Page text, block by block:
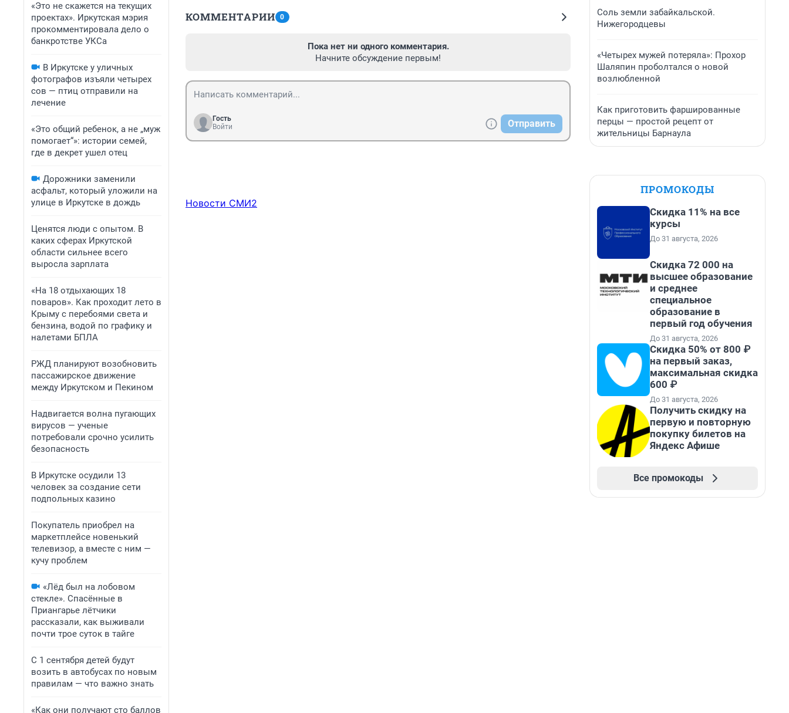
«Это не скажется на текущих
проектах». Иркутская мэрия
прокомментировала дело о
банкротстве УКСа
В Иркутске у уличных
фотографов изъяли четырех
сов — птиц отправили на
лечение
«Это общий ребенок, а не „муж
помогает“»: истории семей,
где в декрет ушел отец
Дорожники заменили
асфальт, который уложили на
улице в Иркутске в дождь
Ценятся люди с опытом. В
каких сферах Иркутской
области сильнее всего
выросла зарплата
«На 18 отдыхающих 18
поваров». Как проходит лето в
Крыму с перебоями света и
бензина, водой по графику и
налетами БПЛА
РЖД планируют возобновить
пассажирское движение
между Иркутском и Пекином
Надвигается волна пугающих
вирусов — ученые
потребовали срочно усилить
безопасность
В Иркутске осудили 13
человек за создание сети
подпольных казино
Покупатель приобрел на
маркетплейсе новенький
телевизор, а вместе с ним —
кучу проблем
«Лёд был на лобовом
стекле». Спасённые в
Приангарье лётчики
рассказали, как выживали
почти трое суток в тайге
С 1 сентября детей будут
возить в автобусах по новым
правилам — что важно знать
«Как они получают сто баллов
КОММЕНТАРИИ 0
Пока нет ни одного комментария.
Начните обсуждение первым!
Гость
Войти
Отправить
Новости СМИ2
Соль земли забайкальской.
Нижегородцевы
«Четырех мужей потеряла»: Прохор
Шаляпин проболтался о новой
возлюбленной
Как приготовить фаршированные
перцы — простой рецепт от
жительницы Барнаула
ПРОМОКОДЫ
Скидка 11% на все
курсы
До 31 августа, 2026
Скидка 72 000 на
высшее образование
и среднее
специальное
образование в
первый год обучения
До 31 августа, 2026
Скидка 50% от 800 ₽
на первый заказ,
максимальная скидка
600 ₽
До 31 августа, 2026
Получить скидку на
первую и повторную
покупку билетов на
Яндекс Афише
Все промокоды